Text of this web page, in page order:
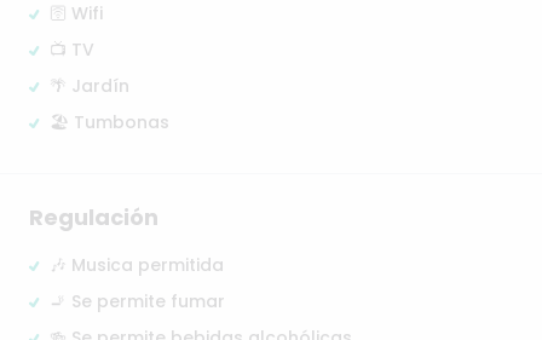
🛜 Wifi
📺 TV
🌴 Jardín
🏖️ Tumbonas
Regulación
🎶 Musica permitida
🚬 Se permite fumar